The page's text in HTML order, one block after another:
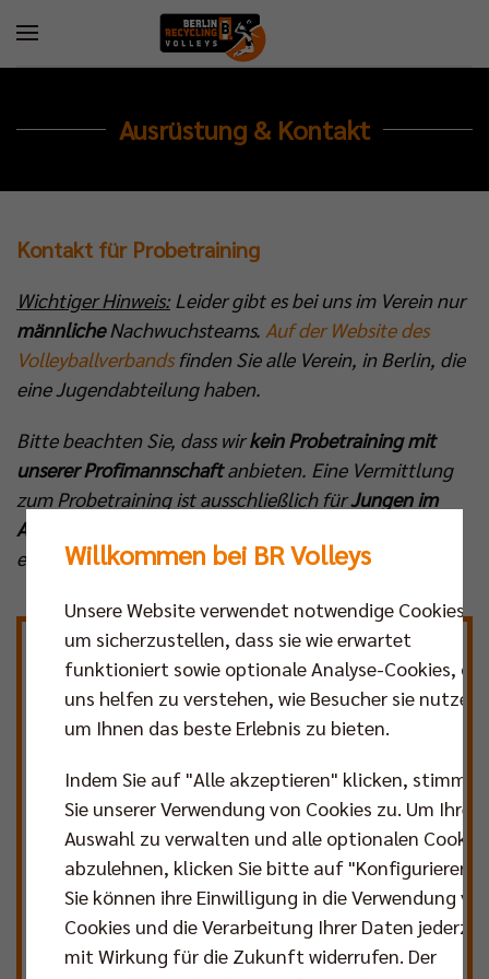
Ausrüstung & Kontakt
Kontakt für Probetraining
Wichtiger Hinweis: Leider gibt es bei uns im Verein nur
männlicheNachwuchsteams. Auf der Website des
Volleyballverbandsfinden Sie alle Verein, in Berlin, die
eine Jugendabteilung haben.
Bitte beachten Sie, dass wirkein Probetraining mit
unserer Profimannschaftanbieten. Eine Vermittlung
zum Probetraining ist ausschließlich fürJungen im
Alter von 8 bis 18 Jahren
erfolgt über unser offizielles Probetrainingsformular:
Geburtsdatum*
Deine Mail-Adresse*
Willkommen bei BR Volleys
Unsere Website verwendet notwendige Cookies,
um sicherzustellen, dass sie wie erwartet
funktioniert sowie optionale Analyse-Cookies, die
uns helfen zu verstehen, wie Besucher sie nutzen,
um Ihnen das beste Erlebnis zu bieten.
Indem Sie auf "Alle akzeptieren" klicken, stimmen
Sie unserer Verwendung von Cookies zu. Um Ihre
Auswahl zu verwalten und alle optionalen Cookies
abzulehnen, klicken Sie bitte auf "Konfigurieren".
Sie können ihre Einwilligung in die Verwendung
Cookies und die Verarbeitung Ihrer Daten
mit Wirkung für die Zukunft widerrufen. Der